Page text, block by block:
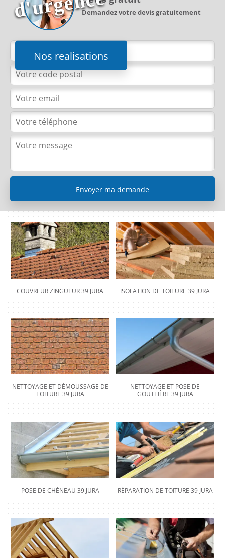
Nos realisations
Demandez votre devis gratuitement
COUVREUR ZINGUEUR 39 JURA ISOLATION DE TOITURE 39 JURA
NETTOYAGE ET DÉMOUSSAGE DE
TOITURE 39 JURA
NETTOYAGE ET POSE DE
GOUTTIÈRE 39 JURA
POSE DE CHÉNEAU 39 JURA RÉPARATION DE TOITURE 39 JURA